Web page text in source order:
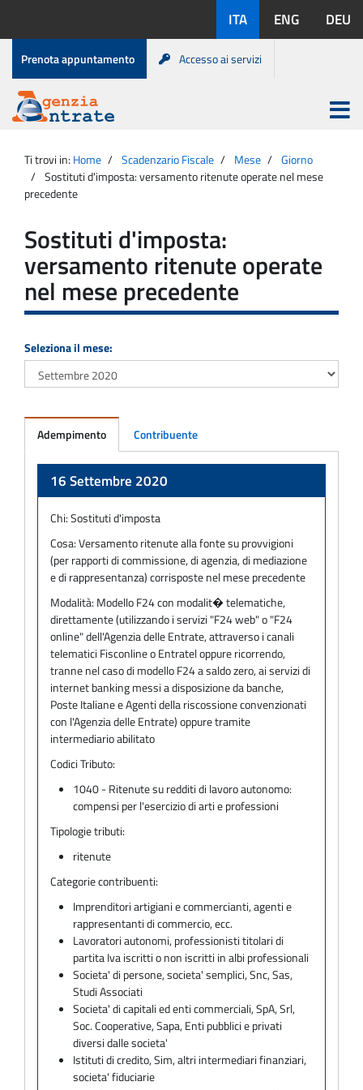
contenuto
disponibili:
ITA ENG DEU
Menu
di
servizio
Prenota appuntamento Accesso ai servizi
Agenzia
Entrate
Apri
menu
principale
Ti trovi in: Home Scadenzario Fiscale Mese
Giorno
Sostituti d'imposta: versamento ritenute operate nel mese
precedente
Sostituti d'imposta:
versamento ritenute operate
nel mese precedente
Seleziona il mese:
Adempimento Contribuente
16 Settembre 2020
Chi:Sostituti d'imposta
Cosa:Versamento ritenute alla fonte su provvigioni
(per rapporti di commissione, di agenzia, di mediazione
e di rappresentanza) corrisposte nel mese precedente
Modalità: Modello F24 con modalit� telematiche,
direttamente (utilizzando i servizi "F24 web" o "F24
online" dell'Agenzia delle Entrate, attraverso i canali
telematici Fisconline o Entratel oppure ricorrendo,
tranne nel caso di modello F24 a saldo zero, ai servizi di
internet banking messi a disposizione da banche,
Poste Italiane e Agenti della riscossione convenzionati
con l'Agenzia delle Entrate) oppure tramite
intermediario abilitato
Codici Tributo:
1040 - Ritenute su redditi di lavoro autonomo:
compensi per l'esercizio di arti e professioni
Tipologie tributi:
ritenute
Categorie contribuenti:
Imprenditori artigiani e commercianti, agenti e
rappresentanti di commercio, ecc.
Lavoratori autonomi, professionisti titolari di
partita Iva iscritti o non iscritti in albi professionali
Societa' di persone, societa' semplici, Snc, Sas,
Studi Associati
Societa' di capitali ed enti commerciali, SpA, Srl,
Soc. Cooperative, Sapa, Enti pubblici e privati
diversi dalle societa'
Istituti di credito, Sim, altri intermediari finanziari,
societa' fiduciarie